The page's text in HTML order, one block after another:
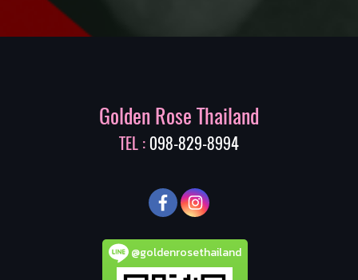
Golden Rose Thailand
TEL : 098-829-8994
@goldenrosethailand